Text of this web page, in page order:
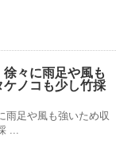
々に雨足や風も
ノコも少し竹採
雨足や風も強いため収
...